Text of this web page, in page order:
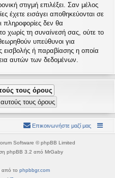
στιγμή επιλέξει. Σαν μέλος
έχετε εισάγει αποθηκεύονται σε
πληροφορίες δεν θα
χωρίς τη συναίνεσή σας, ούτε το
υπεύθυνοι για
εισβολής ή παραβίασης η οποία
αυτών των δεδομένων.
Επικοινωνήστε μαζί μας
Software © phpBB Limited
phpBB 3.2 από MrGaby
από το phpbbgr.com